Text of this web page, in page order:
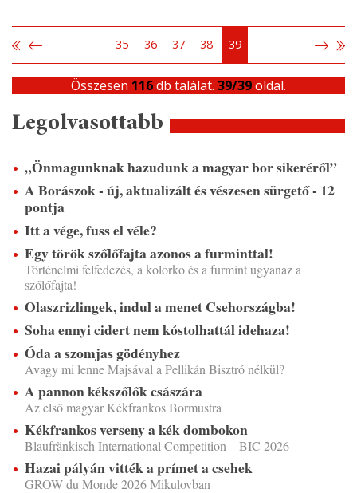
35 36 37 38 39
Összesen 116db találat. 39/39oldal.
Legolvasottabb
„Önmagunknak hazudunk a magyar bor sikeréről”
A Borászok - új, aktualizált és vészesen sürgető - 12
pontja
Itt a vége, fuss el véle?
Egy török szőlőfajta azonos a furminttal!
Történelmi felfedezés, a kolorko és a furmint ugyanaz a
szőlőfajta!
Olaszrizlingek, indul a menet Csehországba!
Soha ennyi cidert nem kóstolhattál idehaza!
Óda a szomjas gödényhez
Avagy mi lenne Majsával a Pellikán Bisztró nélkül?
A pannon kékszőlők császára
Az első magyar Kékfrankos Bormustra
Kékfrankos verseny a kék dombokon
Blaufränkisch International Competition – BIC 2026
Hazai pályán vitték a prímet a csehek
GROW du Monde 2026 Mikulovban